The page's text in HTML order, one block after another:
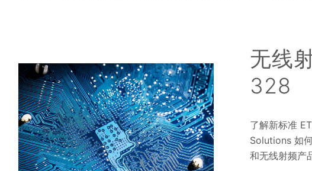
无线
328
了解新标准
Solutions 如
和无线射频产